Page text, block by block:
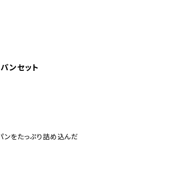
パンセット
ンをたっぷり詰め込んだ